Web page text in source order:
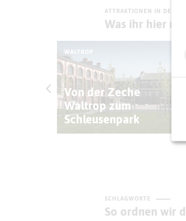
ATTRAKTIONEN IN DER
Was ihr hier
WALTROP
Von der Zeche
Waltrop zum
Schleusenpark
SCHLAGWORTE
So ordnen wir